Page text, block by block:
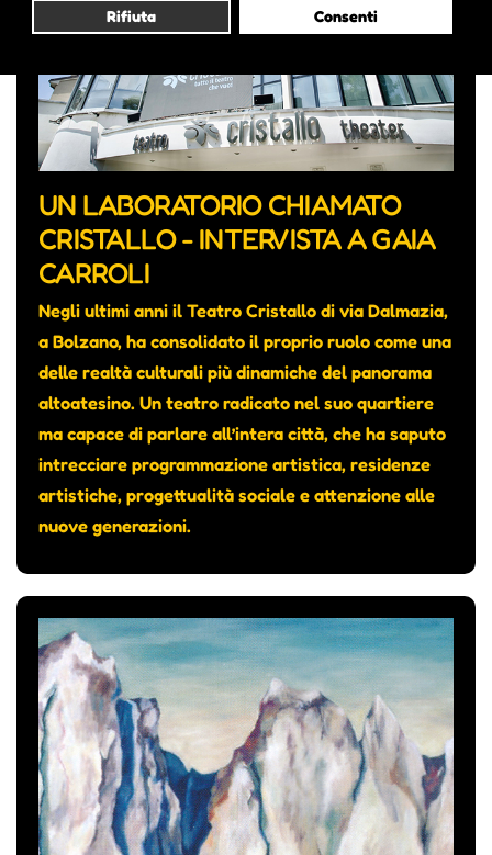
Rifiuta Consenti
UN LABORATORIO CHIAMATO
CRISTALLO - INTERVISTA A GAIA
CARROLI
Negli ultimi anni il Teatro Cristallo di via Dalmazia,
a Bolzano, ha consolidato il proprio ruolo come una
delle realtà culturali più dinamiche del panorama
altoatesino. Un teatro radicato nel suo quartiere
ma capace di parlare all’intera città, che ha saputo
intrecciare programmazione artistica, residenze
artistiche, progettualità sociale e attenzione alle
nuove generazioni.